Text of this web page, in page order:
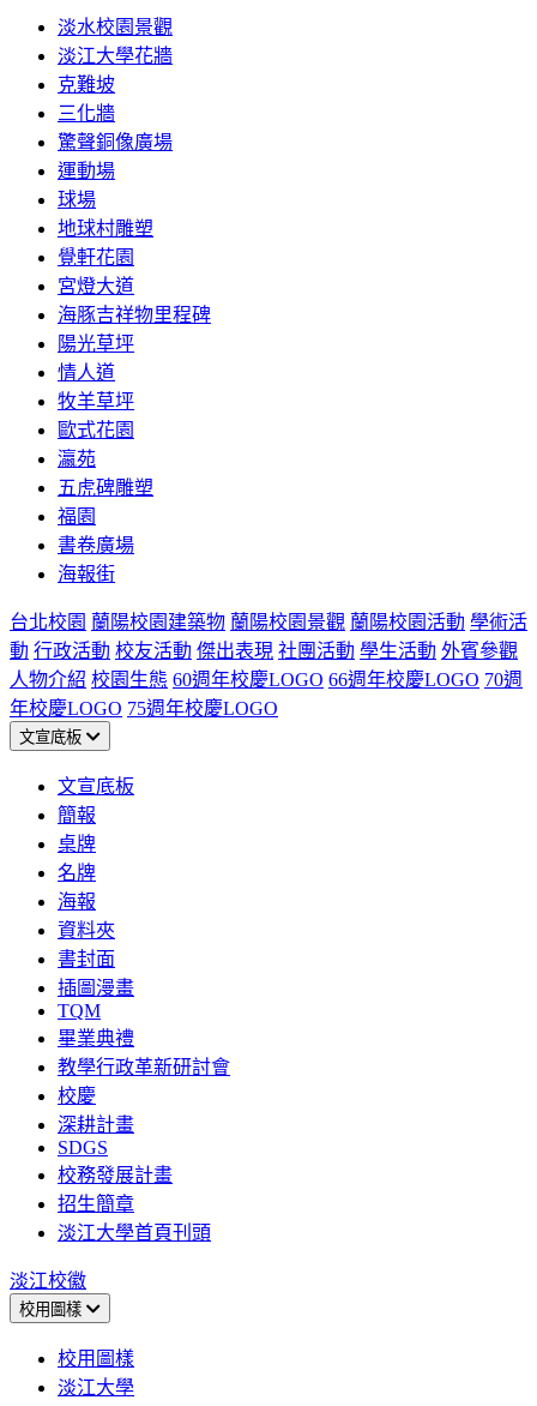
淡水校園景觀
淡江大學花牆
克難坡
三化牆
驚聲銅像廣場
運動場
球場
地球村雕塑
覺軒花園
宮燈大道
海豚吉祥物里程碑
陽光草坪
情人道
牧羊草坪
歐式花園
瀛苑
五虎碑雕塑
福園
書卷廣場
海報街
台北校園 蘭陽校園建築物 蘭陽校園景觀 蘭陽校園活動 學術活
動 行政活動 校友活動 傑出表現 社團活動 學生活動 外賓參觀
人物介紹 校園生態 60週年校慶LOGO 66週年校慶LOGO 70週
年校慶LOGO 75週年校慶LOGO
文宣底板
文宣底板
簡報
桌牌
名牌
海報
資料夾
書封面
插圖漫畫
TQM
畢業典禮
教學行政革新研討會
校慶
深耕計畫
SDGS
校務發展計畫
招生簡章
淡江大學首頁刊頭
淡江校徽
校用圖樣
校用圖樣
淡江大學